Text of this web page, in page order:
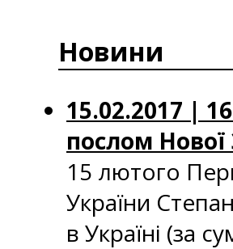
Новини
15.02.2017 |
послом Нової
15 лютого
України
в Україні (за